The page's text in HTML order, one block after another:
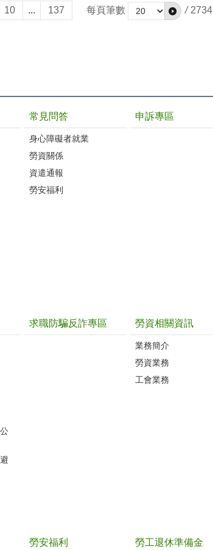
10 ... 137 每頁筆數 / 2734
常見問答
身心障礙者就業
勞資關係
資遣通報
勞安福利
申訴專區
求職防騙反詐專區 勞資相關資訊
業務簡介
勞資業務
工會業務
勞安福利 勞工退休準備金